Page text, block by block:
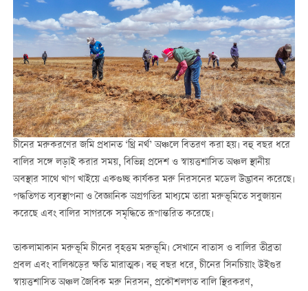
চীনের মরুকরণের জমি প্রধানত ‘থ্রি নর্থ’ অঞ্চলে বিতরণ করা হয়। বহু বছর ধরে
বালির সঙ্গে লড়াই করার সময়, বিভিন্ন প্রদেশ ও স্বায়ত্তশাসিত অঞ্চল স্থানীয়
অবস্থার সাথে খাপ খাইয়ে একগুচ্ছ কার্যকর মরু নিরসনের মডেল উদ্ভাবন করেছে।
পদ্ধতিগত ব্যবস্থাপনা ও বৈজ্ঞানিক অগ্রগতির মাধ্যমে তারা মরুভূমিতে সবুজায়ন
করেছে এবং বালির সাগরকে সমৃদ্ধিতে রূপান্তরিত করেছে।
তাকলামাকান মরুভূমি চীনের বৃহত্তম মরুভূমি। সেখানে বাতাস ও বালির তীব্রতা
প্রবল এবং বালিঝড়ের ক্ষতি মারাত্মক। বহু বছর ধরে, চীনের সিনচিয়াং উইগুর
স্বায়ত্তশাসিত অঞ্চল জৈবিক মরু নিরসন, প্রকৌশলগত বালি স্থিরকরণ,